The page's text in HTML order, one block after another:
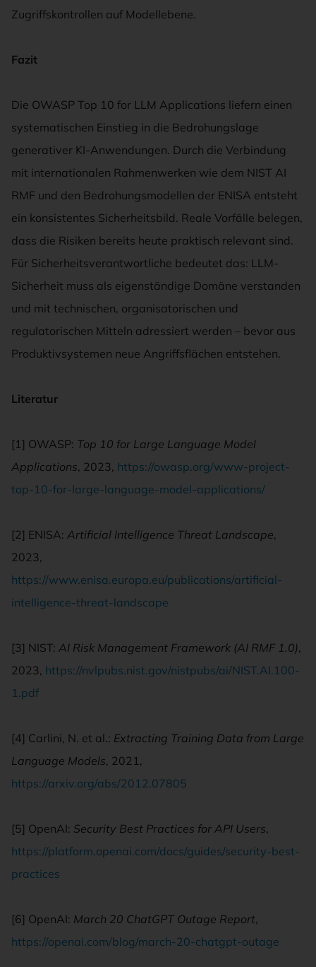
Zugriffskontrollen auf Modellebene.
Fazit
Die OWASP Top 10 for LLM Applications liefern einen
systematischen Einstieg in die Bedrohungslage
generativer KI-Anwendungen. Durch die Verbindung
mit internationalen Rahmenwerken wie dem NIST AI
RMF und den Bedrohungsmodellen der ENISA entsteht
ein konsistentes Sicherheitsbild. Reale Vorfälle belegen,
dass die Risiken bereits heute praktisch relevant sind.
Für Sicherheitsverantwortliche bedeutet das: LLM-
Sicherheit muss als eigenständige Domäne verstanden
und mit technischen, organisatorischen und
regulatorischen Mitteln adressiert werden – bevor aus
Produktivsystemen neue Angriffsflächen entstehen.
Literatur
[1] OWASP: Top 10 for Large Language Model
Applications, 2023, https://owasp.org/www-project-
top-10-for-large-language-model-applications/
[2] ENISA: Artificial Intelligence Threat Landscape,
2023,
https://www.enisa.europa.eu/publications/artificial-
intelligence-threat-landscape
[3] NIST: AI Risk Management Framework (AI RMF 1.0),
2023, https://nvlpubs.nist.gov/nistpubs/ai/NIST.AI.100-
1.pdf
[4] Carlini, N. et al.: Extracting Training Data from Large
Language Models, 2021,
https://arxiv.org/abs/2012.07805
[5] OpenAI: Security Best Practices for API Users,
https://platform.openai.com/docs/guides/security-best-
practices
[6] OpenAI: March 20 ChatGPT Outage Report,
https://openai.com/blog/march-20-chatgpt-outage